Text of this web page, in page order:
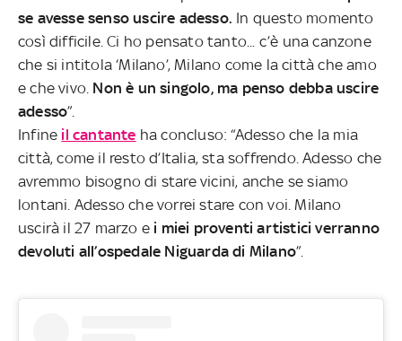
se avesse senso uscire adesso. In questo momento
così difficile. Ci ho pensato tanto... c’è una canzone
che si intitola ‘Milano’, Milano come la città che amo
e che vivo. Non è un singolo, ma penso debba uscire
adesso”.
Infine il cantante ha concluso: “Adesso che la mia
città, come il resto d’Italia, sta soffrendo. Adesso che
avremmo bisogno di stare vicini, anche se siamo
lontani. Adesso che vorrei stare con voi. Milano
uscirà il 27 marzo e i miei proventi artistici verranno
devoluti all’ospedale Niguarda di Milano”.